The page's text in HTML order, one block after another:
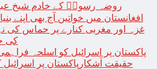
روضہ رسولؐ کے خادم شیخ
افغانستان میں خواتین آج بھی اپنے
غزہ اور مغربی کنارے پر حماس کی
کی
پاکستان پر اسرائیل کو اسلحہ
حقیقت آشکارپاکستان پر